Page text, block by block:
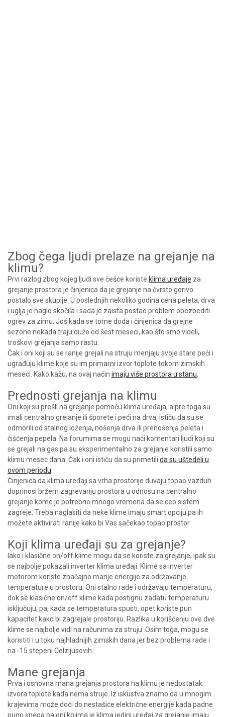
Zbog čega ljudi prelaze na grejanje na
klimu?
Prvi razlog zbog kojeg ljudi sve češće koriste klima uređaje za
grejanje prostora je činjenica da je grejanje na čvrsto gorivo
postalo sve skuplje. U poslednjih nekoliko godina cena peleta, drva
i uglja je naglo skočila i sada je zaista postao problem obezbediti
ogrev za zimu. Još kada se tome doda i činjenica da grejne
sezone nekada traju duže od šest meseci, kao što smo videli,
troškovi grejanja samo rastu.
Čak i oni koji su se ranije grejali na struju menjaju svoje stare peći i
ugrađuju klime koje su im primarni izvor toplote tokom zimskih
meseci. Kako kažu, na ovaj način imaju više prostora u stanu
Prednosti grejanja na klimu
Oni koji su prešli na grejanje pomoću klima uređaja, a pre toga su
imali centralno grejanje ili šporete i peći na drva, ističu da su se
odmorili od stalnog loženja, nošenja drva ili prenošenja peleta i
čišćenja pepela. Na forumima se mogu naći komentari ljudi koji su
se grejali na gas pa su eksperimentalno za grejanje koristili samo
klimu mesec dana. Čak i oni ističu da su primetili da su uštedeli u
ovom periodu
Činjenica da klima uređaji sa vrha prostorije duvaju topao vazduh
doprinosi bržem zagrevanju prostora u odnosu na centralno
grejanje kome je potrebno mnogo vremena da se ceo sistem
zagreje. Treba naglasiti da neke klime imaju smart opciju pa ih
možete aktivirati ranije kako bi Vas sačekao topao prostor.
Koji klima uređaji su za grejanje?
Iako i klasične on/off klime mogu da se koriste za grejanje, ipak su
se najbolje pokazali inverter klima uređaji. Klime sa inverter
motorom koriste značajno manje energije za održavanje
temperature u prostoru. Oni stalno rade i održavaju temperaturu,
dok se klasične on/off klime kada postignu zadatu temperaturu
isključuju, pa, kada se temperatura spusti, opet koriste pun
kapacitet kako bi zagrejale prostoriju. Razlika u korišćenju ove dve
klime se najbolje vidi na računima za struju. Osim toga, mogu se
koristiti i u toku najhladnijih zimskih dana jer bez problema rade i
na -15 stepeni Celzijusovih.
Mane grejanja
Prva i osnovna mana grejanja prostora na klimu je nedostatak
izvora toplote kada nema struje. Iz iskustva znamo da u mnogim
krajevima može doći do nestašice električne energije kada padne
puno snega pa oni kojima je klima jedini uređaj za grejanje imaju